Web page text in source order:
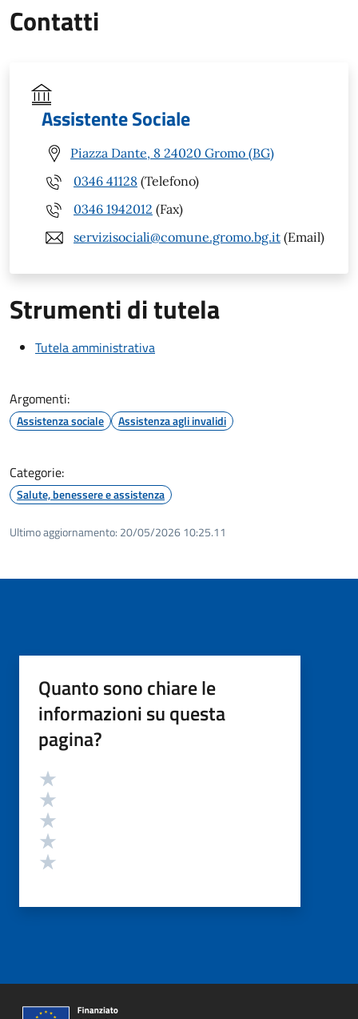
Contatti
Assistente Sociale
Piazza Dante, 8 24020 Gromo (BG)
0346 41128 (Telefono)
0346 1942012 (Fax)
servizisociali@comune.gromo.bg.it (Email)
Strumenti di tutela
Tutela amministrativa
Argomenti:
Assistenza sociale Assistenza agli invalidi
Categorie:
Salute, benessere e assistenza
Ultimo aggiornamento: 20/05/2026 10:25.11
Quanto sono chiare le
informazioni su questa
pagina?
Valutazione